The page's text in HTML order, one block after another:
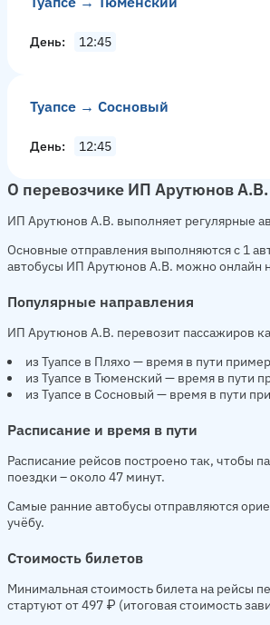
День 12:45
Туапсе → Сосновый
День 12:45
О перевозчике ИП Арутюнов А.В.
ИП Арутюнов А.В. выполняет регулярные
Основные отправления выполняются с 1
автобусы ИП Арутюнов А.В. можно онлайн
Популярные направления
ИП Арутюнов А.В. перевозит пассажиров
из Туапсе в Пляхо — время в пути
из Туапсе в Тюменский — время в пути
из Туапсе в Сосновый — время в пути
Расписание и время в пути
Расписание рейсов построено так, чтобы
поездки – около 47 минут.
Самые ранние автобусы отправляются
учёбу.
Стоимость билетов
Минимальная стоимость билета на рейсы
стартуют от 497 ₽ (итоговая стоимость